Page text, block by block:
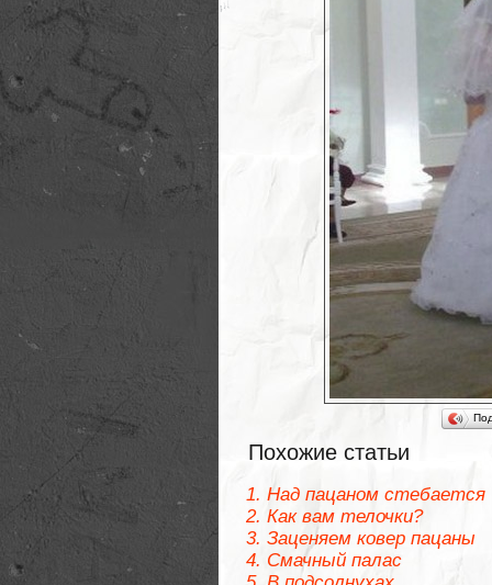
Похожие статьи
Над пацаном стебается
Как вам телочки?
Заценяем ковер пацаны
Смачный палас